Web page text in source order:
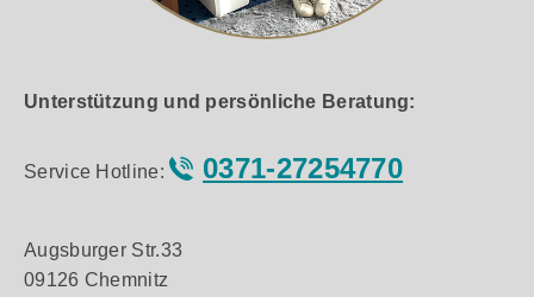
Unterstützung und persönliche Beratung:
Service Hotline: 0371-27254770
Augsburger Str.33
09126 Chemnitz